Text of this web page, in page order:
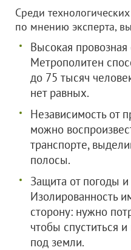
Среди
по мнению эксперта,
Высокая провозная
Метрополитен
до 75 тысяч
нет равных.
Независимость от
можно
транспорте,
полосы.
Защита от погоды и
Изолированность
сторону: нужно
чтобы спуститься
под земли.